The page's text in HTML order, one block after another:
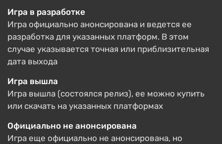
Игра в разработке
Игра официально анонсирована и ведется ее
разработка для указанных платформ. В этом
случае указывается точная или приблизительная
дата выхода
Игра вышла
Игра вышла (состоялся релиз), ее можно купить
или скачать на указанных платформах
Официально не анонсирована
Игра еще официально не анонсирована, но